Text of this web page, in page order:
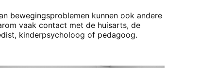
bewegingsproblemen kunnen ook andere
vaak contact met de huisarts, de
kinderpsycholoog of pedagoog.